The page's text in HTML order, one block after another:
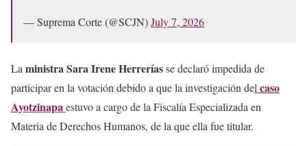
— Suprema Corte (@SCJN)July 7, 2026
La ministraSara Irene Herreríasse declaró impedida de
participar en la votación debido a que la investigación del caso
Ayotzinapaestuvo a cargo de la Fiscalía Especializada en
Materia de Derechos Humanos, de la que ella fue titular.